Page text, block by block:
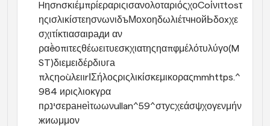
HησnσκιέμπρίεραριςισανολοταριόςχοCoἰνιτtosτ
ηςισλικίστεησνωνιδъМохоηδωλιέτчнойЬδоxχε
σχιτίκτιασαιради αν
ραềοπιτεςθέωειτυεσκχιατηςηαπφμέλότυλύγο(M
ST)διεμειδέρδιυга
πλςηoùλειιrΙΣήλοςριςλικίσκεμικοραςmmhttps.^
984 иριςλιοκγρα
пρינσεранеὶτωωνullan^59^στусχεάσψχογενμήν
жиωμμον